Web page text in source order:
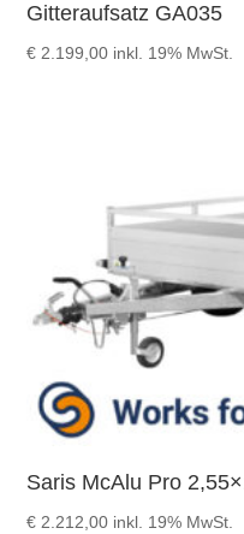
Gitteraufsatz GA035
€ 2.199,00 inkl. 19% MwSt.
Saris McAlu Pro
€ 2.212,00 inkl. 19% MwSt.